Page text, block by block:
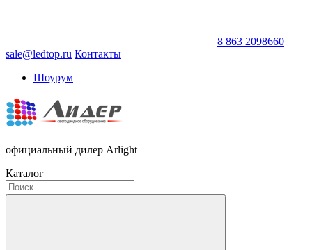
8 863 2098660
sale@ledtop.ru Контакты
Шоурум
официальный дилер Arlight
Каталог